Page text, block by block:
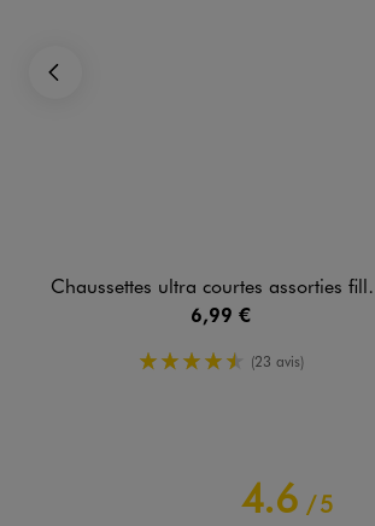
Chaussettes ultra courtes assorties fille (lot de 5)
6,99 €
4.5/5 de moyenne
(23 avis)
4.6/5